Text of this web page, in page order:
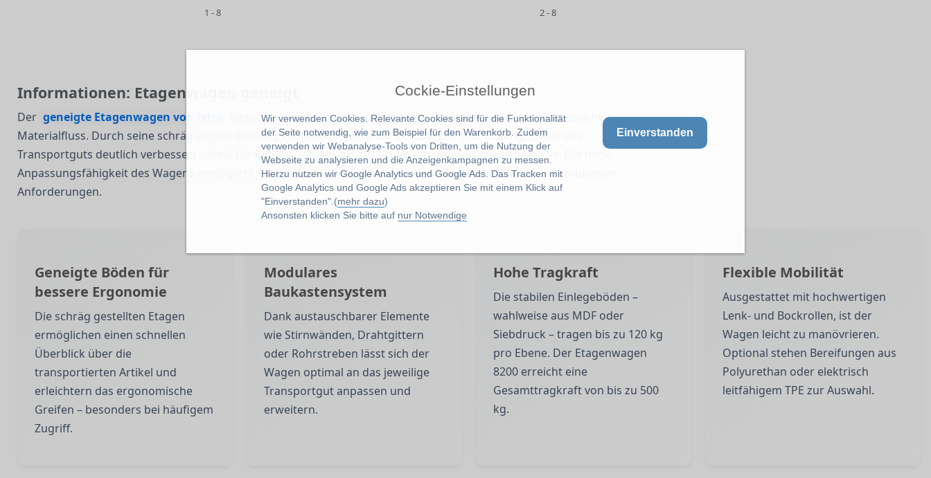
Cockie-Einstellungen
Wir verwenden Cookies. Relevante Cookies sind für die Funktionalität
der Seite notwendig, wie zum Beispiel für den Warenkorb. Zudem
verwenden wir Webanalyse-Tools von Dritten, um die Nutzung der
Webseite zu analysieren und die Anzeigenkampagnen zu messen.
Hierzu nutzen wir Google Analytics und Google Ads. Das Tracken mit
Google Analytics und Google Ads akzeptieren Sie mit einem Klick auf
"Einverstanden".(mehr dazu)
Ansonsten klicken Sie bitte auf nur Notwendige
Einverstanden
1 - 8 2 - 8
Informationen: Etagenwagen geneigt
Der geneigte Etagenwagen von fetra
bietet eine ergonomisch durchdachte Lösung für den innerbetrieblichen
Materialfluss. Durch seine schräg angeordneten Einlegeböden wird die Sichtbarkeit und Zugänglichkeit des
Transportguts deutlich verbessert – ideal für Kommissionierung, Lagerhaltung und Fertigungsbereiche. Die hohe
Anpassungsfähigkeit des Wagens ermöglicht eine Vielzahl von Konfigurationen, abgestimmt auf Ihre individuellen
Anforderungen.
Geneigte Böden für
bessere Ergonomie
Die schräg gestellten Etagen
ermöglichen einen schnellen
Überblick über die
transportierten Artikel und
erleichtern das ergonomische
Greifen – besonders bei häufigem
Zugriff.
Modulares
Baukastensystem
Dank austauschbarer Elemente
wie Stirnwänden, Drahtgittern
oder Rohrstreben lässt sich der
Wagen optimal an das jeweilige
Transportgut anpassen und
erweitern.
Hohe Tragkraft
Die stabilen Einlegeböden –
wahlweise aus MDF oder
Siebdruck – tragen bis zu 120 kg
pro Ebene. Der Etagenwagen
8200 erreicht eine
Gesamttragkraft von bis zu 500
kg.
Flexible Mobilität
Ausgestattet mit hochwertigen
Lenk- und Bockrollen, ist der
Wagen leicht zu manövrieren.
Optional stehen Bereifungen aus
Polyurethan oder elektrisch
leitfähigem TPE zur Auswahl.